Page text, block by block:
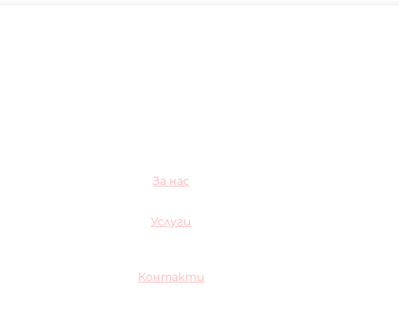
За нас
Услуги
Контакти